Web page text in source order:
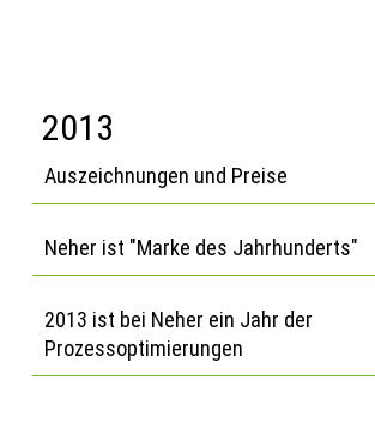
2013
Auszeichnungen und Preise
Neher ist "Marke des Jahrhunderts"
2013 ist bei Neher ein Jahr der
Prozessoptimierungen